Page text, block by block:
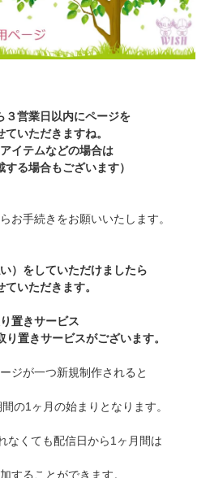
３営業日以内にページを
ていただきますね。
アイテムなどの場合は
る場合もございます）
お手続きをお願いいたします。
）をしていただけましたら
ていただきます。
置きサービス
置きサービスがございます。
ジが一つ新規制作されると
の1ヶ月の始まりとなります。
なくても配信日から1ヶ月間は
することができます。